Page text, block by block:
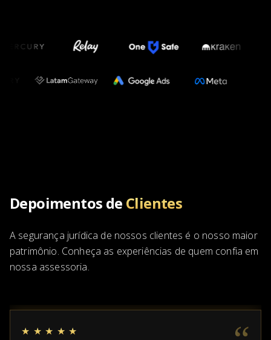
Depoimentos de Clientes
A segurança jurídica de nossos clientes é o nosso maior
patrimônio. Conheça as experiências de quem confia em
nossa assessoria.
★★★★★